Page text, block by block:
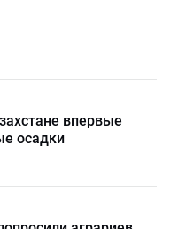
впервые
осадки